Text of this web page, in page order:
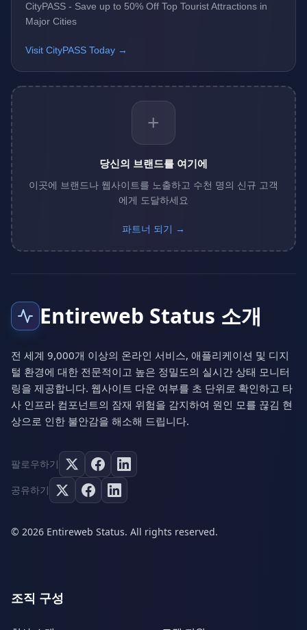
CityPASS - Save up to 50% Off Top Tourist Attractions in
Major Cities
Visit CityPASS Today →
+
당신의 브랜드를 여기에
이곳에 브랜드나 웹사이트를 노출하고 수천 명의 신규 고객
에게 도달하세요
파트너 되기 →
Entireweb Status 소개
전 세계 9,000개 이상의 온라인 서비스, 애플리케이션 및 디지
털 환경에 대한 전문적이고 높은 정밀도의 실시간 상태 모니터
링을 제공합니다. 웹사이트 다운 여부를 초 단위로 확인하고 타
사 인프라 컴포넌트의 잠재 위험을 감지하여 원인 모를 끊김 현
상으로 인한 불안감을 해소해 드립니다.
팔로우하기
공유하기
© 2026 Entireweb Status. All rights reserved.
조직 구성